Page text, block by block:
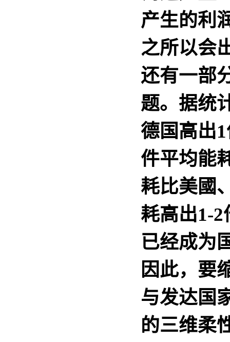
产生的利
之所以会
还有一部
题。据统
德国高出
件平均能
耗比美國
耗高出1-
已经成为
因此，要
与发达国
的三维柔